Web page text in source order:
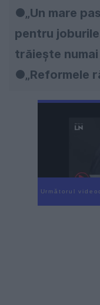
●„Un mare
pentru
trăieşte
●„Reformele
Următorul